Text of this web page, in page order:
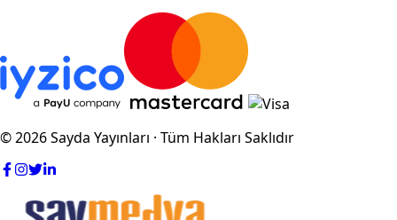
© 2026 Sayda Yayınları · Tüm Hakları Saklıdır